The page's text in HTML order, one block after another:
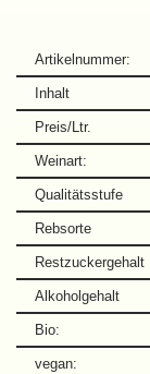
Artikelnummer:
Inhalt
Preis/Ltr.
Weinart:
Qualitätsstufe
Rebsorte
Restzuckergehalt
Alkoholgehalt
Bio:
vegan: